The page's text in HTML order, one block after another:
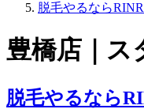
脱毛やるなら
豊橋店｜ス
脱毛やるなら